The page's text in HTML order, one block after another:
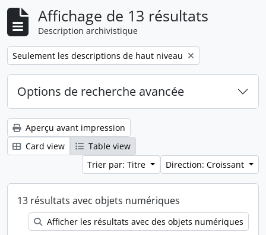
Affichage de 13 résultats
Description archivistique
Remove filter:
Seulement les descriptions de haut niveau
Options de recherche avancée
Aperçu avant impression
Card view
Table view
Trier par: Titre
Direction: Croissant
13 résultats avec objets numériques
Afficher les résultats avec des objets numériques